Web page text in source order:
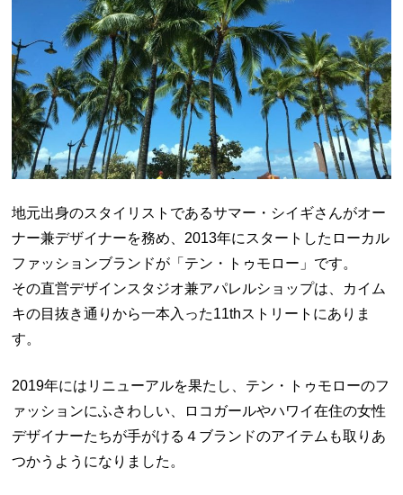
地元出身のスタイリストであるサマー・シイギさんがオー
ナー兼デザイナーを務め、2013年にスタートしたローカル
ファッションブランドが「テン・トゥモロー」です。
その直営デザインスタジオ兼アパレルショップは、カイム
キの目抜き通りから一本入った11thストリートにありま
す。
2019年にはリニューアルを果たし、テン・トゥモローのフ
ァッションにふさわしい、ロコガールやハワイ在住の女性
デザイナーたちが手がける４ブランドのアイテムも取りあ
つかうようになりました。